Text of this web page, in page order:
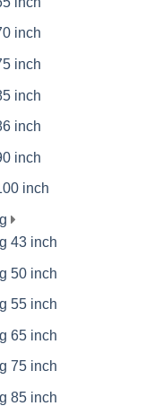
inch
inch
inch
inch
inch
inch
43 inch
50 inch
55 inch
65 inch
75 inch
85 inch